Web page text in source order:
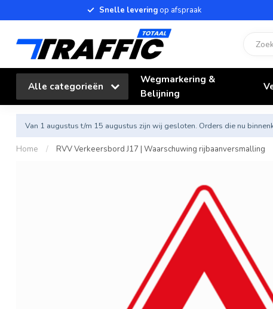
Snelle leveringop afspraak
Alle categorieën
Wegmarkering &
Belijning
Van 1 augustus t/m 15 augustus zijn wij gesloten. Orders die nu
Home / RVV Verkeersbord J17 | Waarschuwing rijbaanversmalling